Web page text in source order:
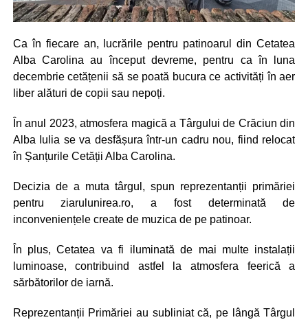
Ca în fiecare an, lucrările pentru patinoarul din Cetatea
Alba Carolina au început devreme, pentru ca în luna
decembrie cetățenii să se poată bucura ce activități în aer
liber alături de copii sau nepoți.
În anul 2023, atmosfera magică a Târgului de Crăciun din
Alba Iulia se va desfășura într-un cadru nou, fiind relocat
în Șanțurile Cetății Alba Carolina.
Decizia de a muta târgul, spun reprezentanții primăriei
pentru ziarulunirea.ro, a fost determinată de
inconveniențele create de muzica de pe patinoar.
În plus, Cetatea va fi iluminată de mai multe instalații
luminoase, contribuind astfel la atmosfera feerică a
sărbătorilor de iarnă.
Reprezentanții Primăriei au subliniat că, pe lângă Târgul